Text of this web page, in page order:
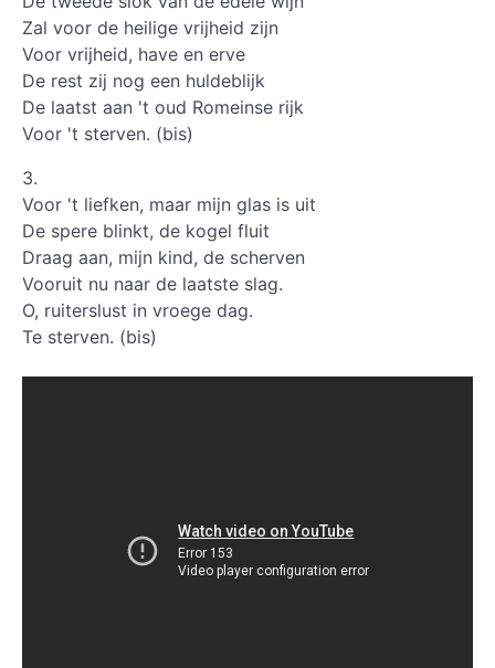
Zal voor de heilige vrijheid zijn
Voor vrijheid, have en erve
De rest zij nog een huldeblijk
De laatst aan 't oud Romeinse rijk
Voor 't sterven. (bis)
3.
Voor 't liefken, maar mijn glas is uit
De spere blinkt, de kogel fluit
Draag aan, mijn kind, de scherven
Vooruit nu naar de laatste slag.
O, ruiterslust in vroege dag.
Te sterven. (bis)